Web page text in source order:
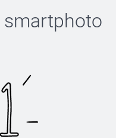
smartphoto